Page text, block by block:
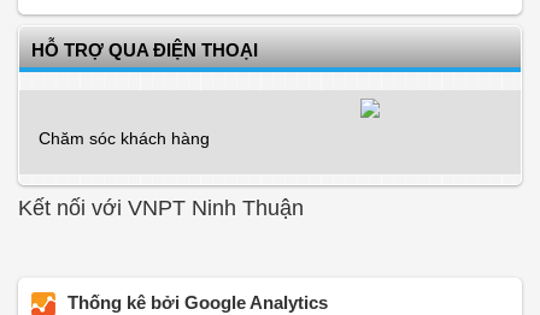
HỖ TRỢ QUA ĐIỆN THOẠI
Chăm sóc khách hàng
Kết nối với VNPT Ninh Thuận
Thống kê bởi Google Analytics